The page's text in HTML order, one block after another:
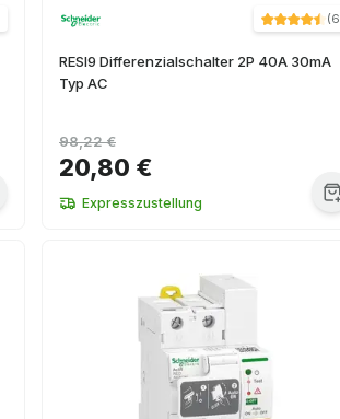
(6
RESI9 Differenzialschalter 2P 40A 30mA
Typ AC
20,80 €
98,22 €
Expresszustellung